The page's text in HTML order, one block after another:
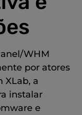
WHM
por atores
XLab, a
instalar
e